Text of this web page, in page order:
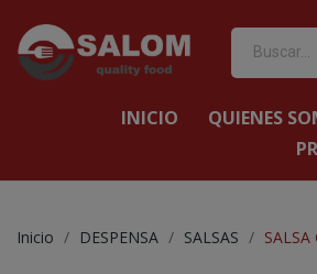
INICIO QUIENES
Inicio DESPENSA SALSAS SALSA